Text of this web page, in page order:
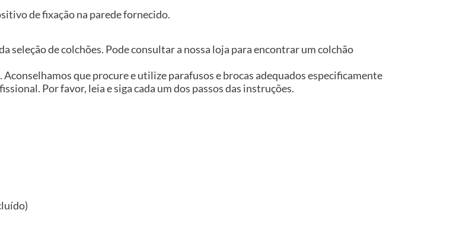
de fixação na parede fornecido.
seleção de colchões. Pode consultar a nossa loja para encontrar um colchão
que procure e utilize parafusos e brocas adequados especificamente
Por favor, leia e siga cada um dos passos das instruções.